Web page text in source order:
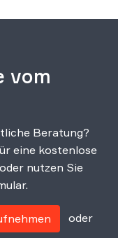
vom
Beratung?
eine kostenlose
nutzen Sie
oder